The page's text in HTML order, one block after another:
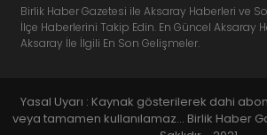
Birlik Haber Gazetesi ile Aksaray Haberleri ve
İlçe Haberlerini Takip Edin. En Güncel Aksaray
Aksaray İle İlgili En Son Gelişmeler.
Yasal Uyarı : Kaynak gösterilerek dahi
veya tamamen kullanılamaz... Birlik Haber